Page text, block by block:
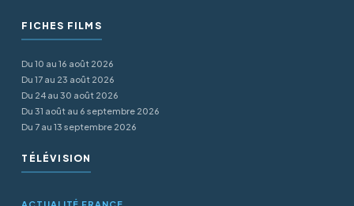
FICHES FILMS
Du 10 au 16 août 2026
Du 17 au 23 août 2026
Du 24 au 30 août 2026
Du 31 août au 6 septembre 2026
Du 7 au 13 septembre 2026
TÉLÉVISION
ACTUALITÉ FRANCE